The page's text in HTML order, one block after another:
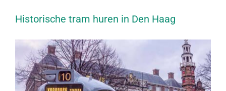
Historische tram huren in Den Haag